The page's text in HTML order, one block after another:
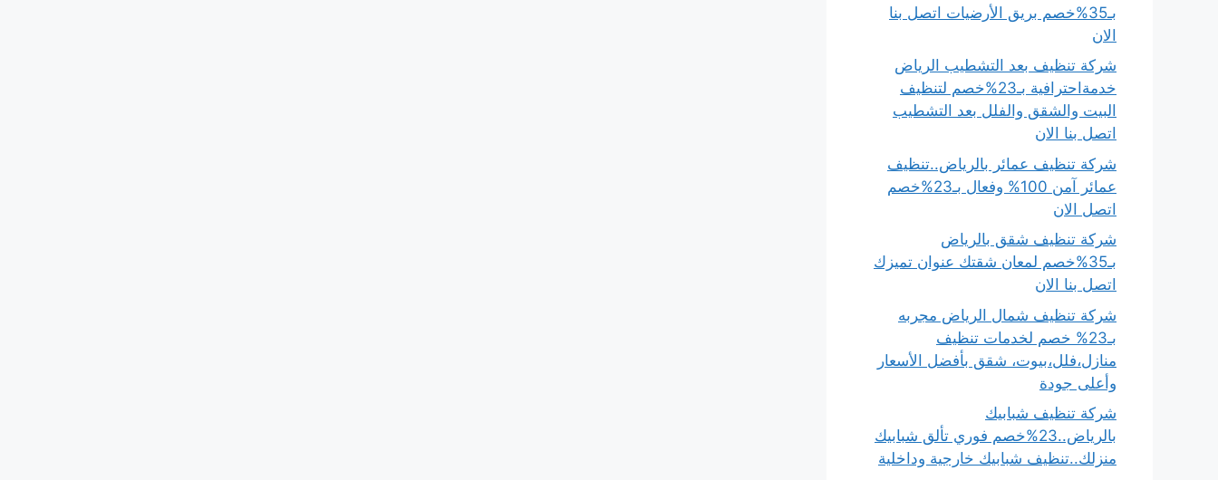
بـ35%خصم بريق الأرضيات اتصل بنا
الان
شركة تنظيف بعد التشطيب الرياض
خدمةاحترافية بـ23%خصم لتنظيف
البيت والشقق والفلل بعد التشطيب
اتصل بنا الان
شركة تنظيف عمائر بالرياض..تنظيف
عمائر آمن 100% وفعال بـ23%خصم
اتصل الان
شركة تنظيف شقق بالرياض
بـ35%خصم لمعان شقتك عنوان تميزك
اتصل بنا الان
شركة تنظيف شمال الرياض مجربه
بـ23% خصم لخدمات تنظيف
منازل،فلل،بيوت، شقق بأفضل الأسعار
وأعلى جودة
شركة تنظيف شبابيك
بالرياض..23%خصم فوري تألق شبابيك
منزلك..تنظيف شبابيك خارجية وداخلية